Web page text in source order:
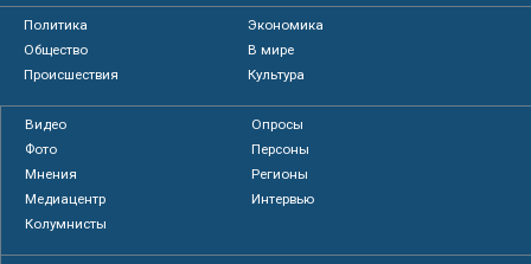
Политика
Экономика
Общество
В мире
Происшествия
Культура
Видео
Опросы
Фото
Персоны
Мнения
Регионы
Медиацентр
Интервью
Колумнисты